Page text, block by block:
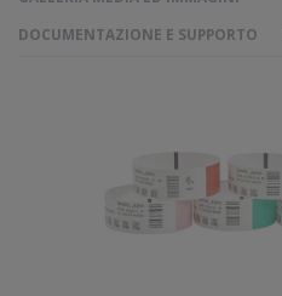
DOCUMENTAZIONE E SUPPORTO